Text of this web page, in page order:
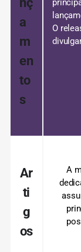
a
m
en
to
s
O
Ar
ti
g
os
A